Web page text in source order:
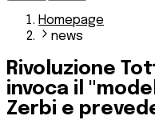
Homepage
news
Rivoluzione
invoca il
Zerbi e